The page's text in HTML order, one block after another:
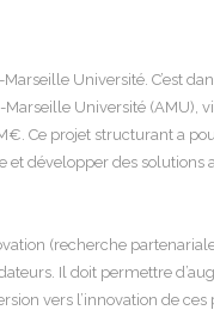
Université. C’est
Université (AMU),
Ce projet structurant a
développer des solutions
(recherche
Il doit permettre
vers l’innovation de